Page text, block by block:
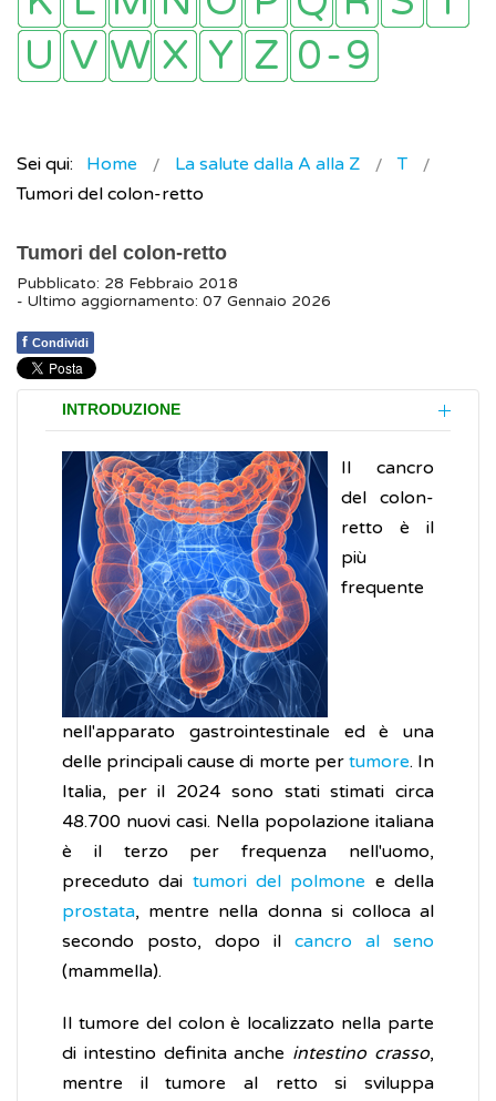
Sei qui: Home La salute dalla A alla Z
T
Tumori del colon-retto
Tumori del colon-retto
Pubblicato: 28 Febbraio 2018
- Ultimo aggiornamento: 07 Gennaio 2026
f Condividi
INTRODUZIONE
Il cancro
del colon-
retto è il
più
frequente
nell'apparato gastrointestinale ed è una
delle principali cause di morte per tumore. In
Italia, per il 2024 sono stati stimati circa
48.700 nuovi casi. Nella popolazione italiana
è il terzo per frequenza nell'uomo,
preceduto dai tumori del polmone e della
prostata, mentre nella donna si colloca al
secondo posto, dopo il cancro al seno
(mammella).
Il tumore del colon è localizzato nella parte
di intestino definita anche intestino crasso,
mentre il tumore al retto si sviluppa